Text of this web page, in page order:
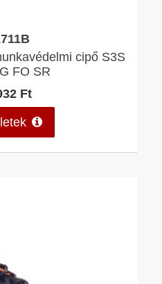
cipő S3S
FO SR
Ft